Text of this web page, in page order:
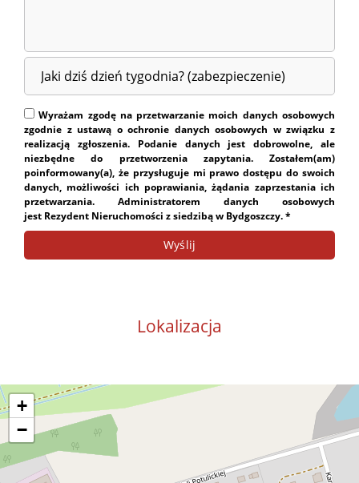
Wyrażam zgodę na przetwarzanie moich danych osobowych
zgodnie z ustawą o ochronie danych osobowych w związku z
realizacją zgłoszenia. Podanie danych jest dobrowolne, ale
niezbędne do przetworzenia zapytania. Zostałem(am)
poinformowany(a), że przysługuje mi prawo dostępu do swoich
danych, możliwości ich poprawiania, żądania zaprzestania ich
przetwarzania. Administratorem danych osobowych
jest Rezydent Nieruchomości z siedzibą w Bydgoszczy. *
Lokalizacja
+
−